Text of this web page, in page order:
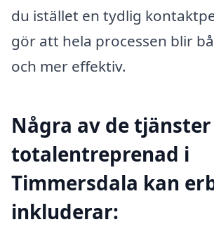
du istället en tydlig
gör att hela processen blir
och mer effektiv.
Några av de
totalentreprenad i
Timmersdala kan
inkluderar: